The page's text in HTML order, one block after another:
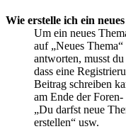
Wie erstelle ich ein
Um ein neues
auf „Neues
antworten, musst
dass eine
Beitrag schreiben
am Ende der
„Du darfst neue
erstellen“ usw.